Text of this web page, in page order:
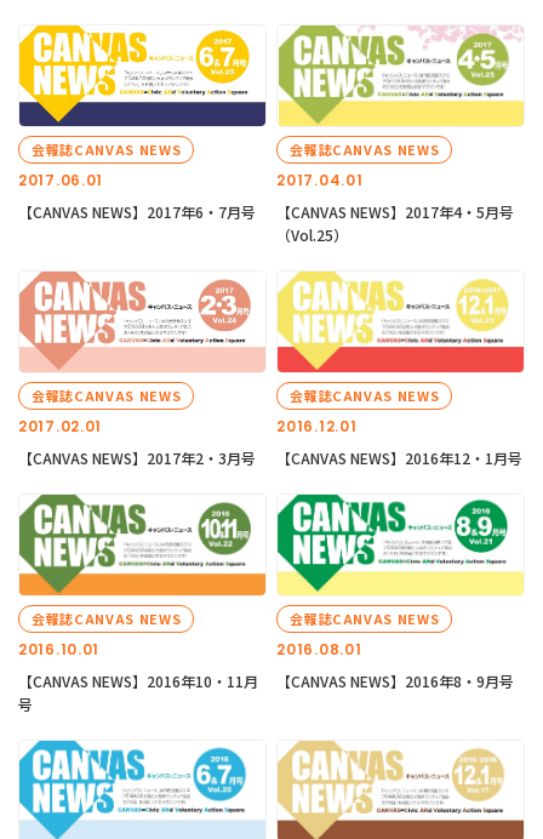
2017.06.01
会報誌CANVAS NEWS
【CANVAS NEWS】2017年6・7月号
2017.04.01
会報誌CANVAS NEWS
【CANVAS NEWS】2017年4・5月号
（Vol.25）
2017.02.01
会報誌CANVAS NEWS
【CANVAS NEWS】2017年2・3月号
2016.12.01
会報誌CANVAS NEWS
【CANVAS NEWS】2016年12・1月号
2016.10.01
会報誌CANVAS NEWS
【CANVAS NEWS】2016年10・11月
号
2016.08.01
会報誌CANVAS NEWS
【CANVAS NEWS】2016年8・9月号